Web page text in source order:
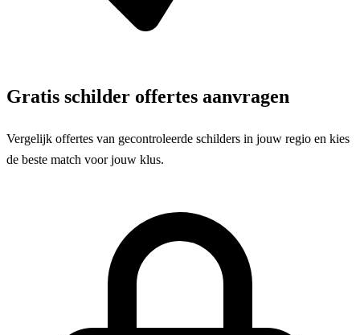
Gratis schilder offertes aanvragen
Vergelijk offertes van gecontroleerde schilders in jouw regio en kies
de beste match voor jouw klus.